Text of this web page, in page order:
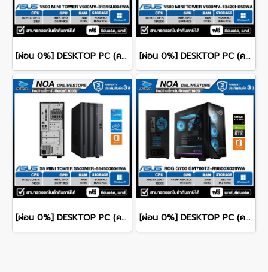
[ผ่อน 0%] DESKTOP PC (คอมพิวเตอร์ตั้งโต๊ะ) ASUS V500 Mini Tower V500MV-31315U004WA CPU Intel Core i3-1315U/ 8GB DDR4 / 512GB NVMe PCIe M.2 SSD / Intel Graphics (Integrated) / Windows 11 Home / Microsoft Office Home 2024 [ผ่อน 0%] DESKTOP PC (คอมพิวเตอร์ตั้งโต๊ะ) ASUS V500 Mini Tower V500MV-13420H050WA CPU Intel Core i5-13420H/ 16GB DDR4 / 512GB NVMe PCIe M.2 SSD / Intel Graphics (Integrated) / Windows 11 Home / Microsoft Office Home 2024
[ผ่อน 0%] DESKTOP PC (คอมพิวเตอร์ตั้งโต๊ะ) ASUS S5 Mini Tower S503MER-514500006WA CPU Intel Core i5-14500/ 16GB DDR5 / 512GB NVMe PCIe M.2 SSD / Intel Graphics (Integrated) / Windows 11 Home / Microsoft Office Home 2024 [ผ่อน 0%] DESKTOP PC (คอมพิวเตอร์ตั้งโต๊ะ) ASUS ROG G700 GM700TZ-R9800X039WA RYZEN 7-9800X/32GB/SSD1TB/RTX5070/WINDOWS 11+MS OFFICE รับประกันซ่อมฟรีถึงบ้าน 3ปี